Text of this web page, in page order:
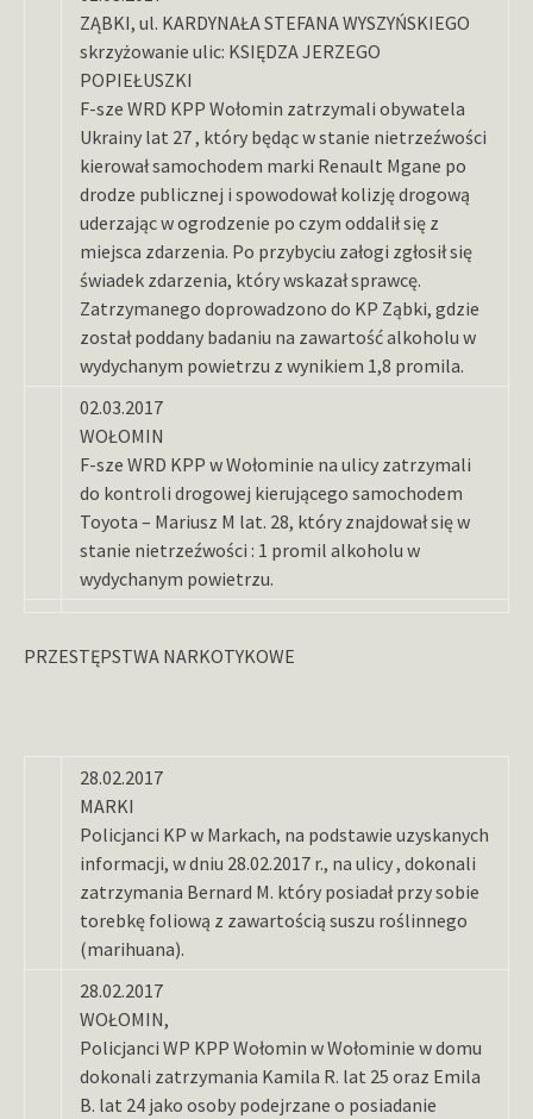
ZĄBKI, ul. KARDYNAŁA STEFANA WYSZYŃSKIEGO
skrzyżowanie ulic: KSIĘDZA JERZEGO
POPIEŁUSZKI
F-sze WRD KPP Wołomin zatrzymali obywatela
Ukrainy lat 27 , który będąc w stanie nietrzeźwości
kierował samochodem marki Renault Mgane po
drodze publicznej i spowodował kolizję drogową
uderzając w ogrodzenie po czym oddalił się z
miejsca zdarzenia. Po przybyciu załogi zgłosił się
świadek zdarzenia, który wskazał sprawcę.
Zatrzymanego doprowadzono do KP Ząbki, gdzie
został poddany badaniu na zawartość alkoholu w
wydychanym powietrzu z wynikiem 1,8 promila.
02.03.2017
WOŁOMIN
F-sze WRD KPP w Wołominie na ulicy zatrzymali
do kontroli drogowej kierującego samochodem
Toyota – Mariusz M lat. 28, który znajdował się w
stanie nietrzeźwości : 1 promil alkoholu w
wydychanym powietrzu.
PRZESTĘPSTWA NARKOTYKOWE
28.02.2017
MARKI
Policjanci KP w Markach, na podstawie uzyskanych
informacji, w dniu 28.02.2017 r., na ulicy , dokonali
zatrzymania Bernard M. który posiadał przy sobie
torebkę foliową z zawartością suszu roślinnego
(marihuana).
28.02.2017
WOŁOMIN,
Policjanci WP KPP Wołomin w Wołominie w domu
dokonali zatrzymania Kamila R. lat 25 oraz Emila
B. lat 24 jako osoby podejrzane o posiadanie